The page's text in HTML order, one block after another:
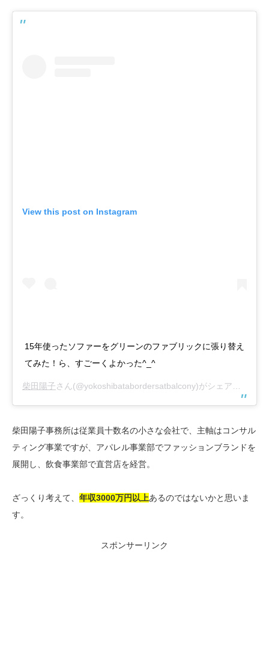
View this post on Instagram
15年使ったソファーをグリーンのファブリックに張り替え
てみた！ら、すごーくよかった^_^
柴田陽子さん(@yokoshibatabordersatbalcony)がシェアした投稿 –
柴田陽子事務所は従業員十数名の小さな会社で、主軸はコンサル
ティング事業ですが、アパレル事業部でファッションブランドを
展開し、飲食事業部で直営店を経営。
ざっくり考えて、 年収3000万円以上あるのではないかと思いま
す。
スポンサーリンク